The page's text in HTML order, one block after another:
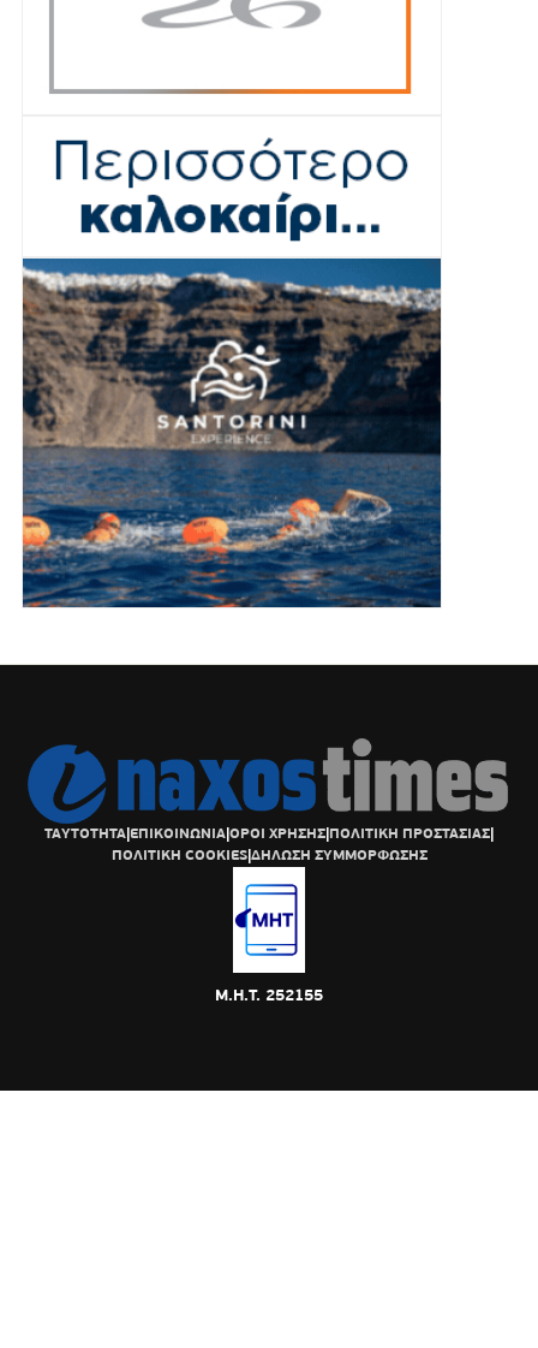
ΤΑΥΤΟΤΗΤΑ|ΕΠΙΚΟΙΝΩΝΙΑ|ΟΡΟΙ ΧΡΗΣΗΣ|ΠΟΛΙΤΙΚΗ ΠΡΟΣΤΑΣΙΑΣ|
ΠΟΛΙΤΙΚΗ COOKIES|ΔΗΛΩΣΗ ΣΥΜΜΟΡΦΩΣΗΣ
Μ.Η.Τ. 252155